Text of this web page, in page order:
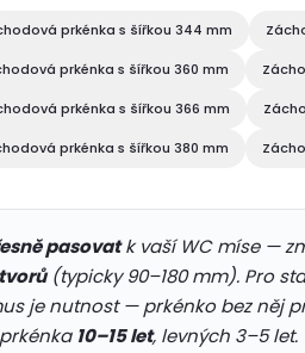
prkénka s šířkou 344 mm
prkénka s šířkou 360 mm
prkénka s šířkou 366 mm
prkénka s šířkou 380 mm
pasovatk vaší WC míse —
(typicky 90–180 mm). Pro
je nutnost — prkénko bez něj
10–15 let, levných 3–5 let.